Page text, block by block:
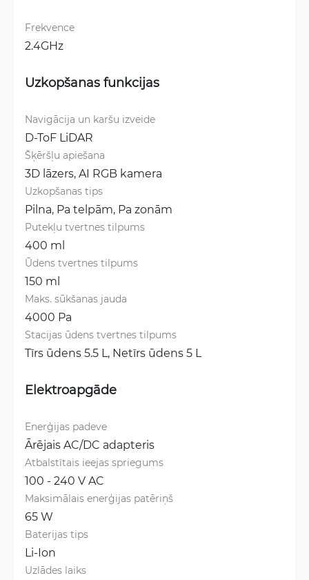
Frekvence
2.4GHz
Uzkopšanas funkcijas
Navigācija un karšu izveide
D-ToF LiDAR
Šķēršļu apiešana
3D lāzers, AI RGB kamera
Uzkopšanas tips
Pilna, Pa telpām, Pa zonām
Putekļu tvertnes tilpums
400 ml
Ūdens tvertnes tilpums
150 ml
Maks. sūkšanas jauda
4000 Pa
Stacijas ūdens tvertnes tilpums
Tīrs ūdens 5.5 L, Netīrs ūdens 5 L
Elektroapgāde
Enerģijas padeve
Ārējais AC/DC adapteris
Atbalstītais ieejas spriegums
100 - 240 V AC
Maksimālais enerģijas patēriņš
65 W
Baterijas tips
Li-Ion
Uzlādes laiks